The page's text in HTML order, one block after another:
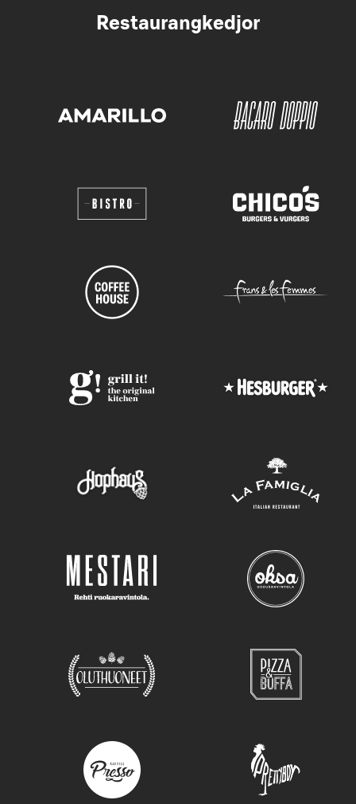
Restaurangkedjor